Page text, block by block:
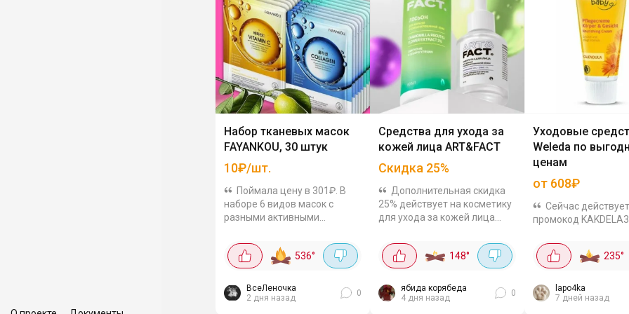
Набор тканевых масок
FAYANKOU, 30 штук
10₽/шт.
Поймала цену в 301₽. В
наборе 6 видов масок с
разными активными
для любого типа кож - с
витамином С для тонуса и
сияния- с коллагеном для...
536°
ВсеЛеночка
2 дня назад
0
Средства для ухода за
кожей лица ART&FACT
Скидка 25%
Дополнительная скидка
25% действует на косметику
для ухода за кожей лица
ухода за всеми типами кожи.
Так очищающий набор от
акне c кислотами,...
148°
ябида корябеда
4 дня назад
0
Уходовые
Weleda по
ценам
от 608₽
Сейчас действует
промокод
натуральные
средства бренда
Питательный
календулой, 75 мл
235°
lapo4ka
7 дней назад